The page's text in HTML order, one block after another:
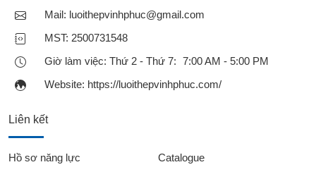
Mail: luoithepvinhphuc@gmail.com
MST: 2500731548
Giờ làm việc: Thứ 2 - Thứ 7: 7:00 AM - 5:00 PM
Website: https://luoithepvinhphuc.com/
Liên kết
Hồ sơ năng lực Catalogue